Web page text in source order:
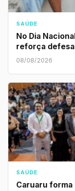
SAÚDE
No Dia
reforça
08/08/2026
SAÚDE
Caruaru